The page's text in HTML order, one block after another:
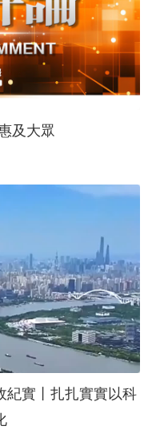
規範惠及大眾
紀實丨扎扎實實以科